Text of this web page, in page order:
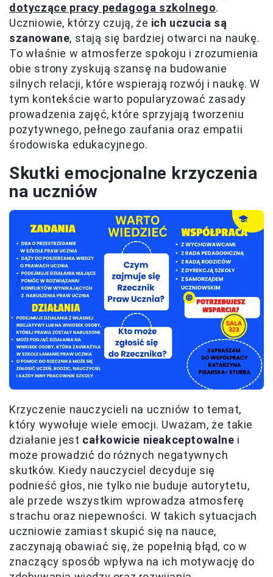
dotyczące pracy pedagoga szkolnego.
Uczniowie, którzy czują, że ich uczucia są
szanowane, stają się bardziej otwarci na naukę.
To właśnie w atmosferze spokoju i zrozumienia
obie strony zyskują szansę na budowanie
silnych relacji, które wspierają rozwój i naukę. W
tym kontekście warto popularyzować zasady
prowadzenia zajęć, które sprzyjają tworzeniu
pozytywnego, pełnego zaufania oraz empatii
środowiska edukacyjnego.
Skutki emocjonalne krzyczenia
na uczniów
Krzyczenie nauczycieli na uczniów to temat,
który wywołuje wiele emocji. Uważam, że takie
działanie jest całkowicie nieakceptowalne i
może prowadzić do różnych negatywnych
skutków. Kiedy nauczyciel decyduje się
podnieść głos, nie tylko nie buduje autorytetu,
ale przede wszystkim wprowadza atmosferę
strachu oraz niepewności. W takich sytuacjach
uczniowie zamiast skupić się na nauce,
zaczynają obawiać się, że popełnią błąd, co w
znaczący sposób wpływa na ich motywację do